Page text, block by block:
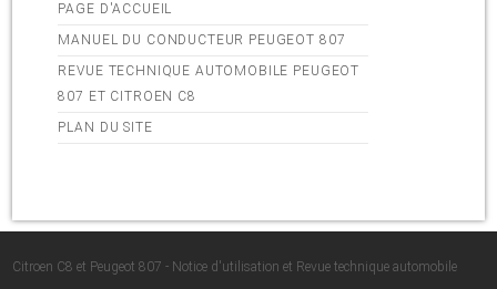
PAGE D'ACCUEIL
MANUEL DU CONDUCTEUR PEUGEOT 807
REVUE TECHNIQUE AUTOMOBILE PEUGEOT
807 ET CITROEN C8
PLAN DU SITE
Citroen C8 et Peugeot 807 - Notice d'utilisation et Revue technique automobile